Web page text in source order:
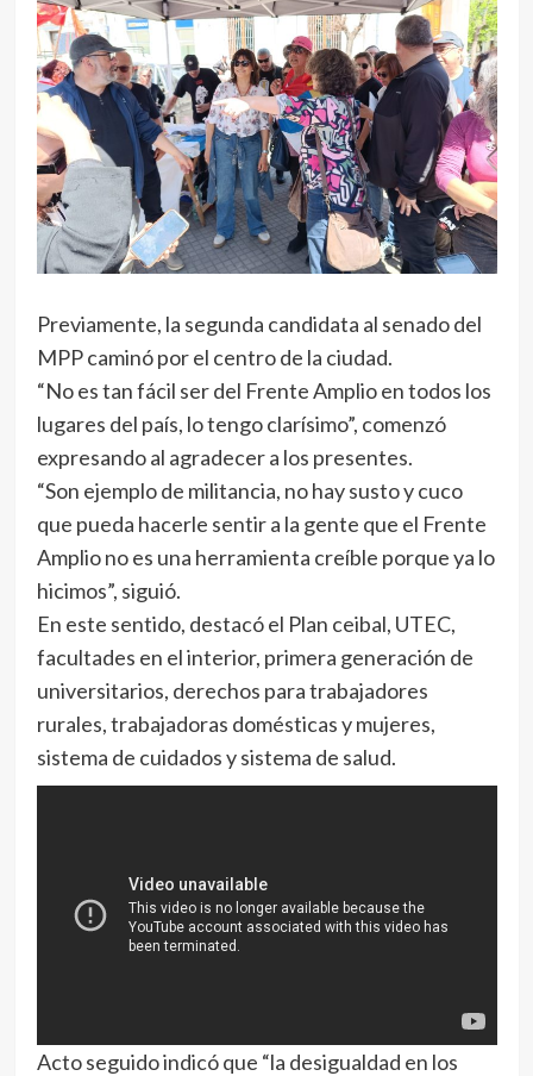
Previamente, la segunda candidata al senado del
MPP caminó por el centro de la ciudad.
“No es tan fácil ser del Frente Amplio en todos los
lugares del país, lo tengo clarísimo”, comenzó
expresando al agradecer a los presentes.
“Son ejemplo de militancia, no hay susto y cuco
que pueda hacerle sentir a la gente que el Frente
Amplio no es una herramienta creíble porque ya lo
hicimos”, siguió.
En este sentido, destacó el Plan ceibal, UTEC,
facultades en el interior, primera generación de
universitarios, derechos para trabajadores
rurales, trabajadoras domésticas y mujeres,
sistema de cuidados y sistema de salud.
Acto seguido indicó que “la desigualdad en los